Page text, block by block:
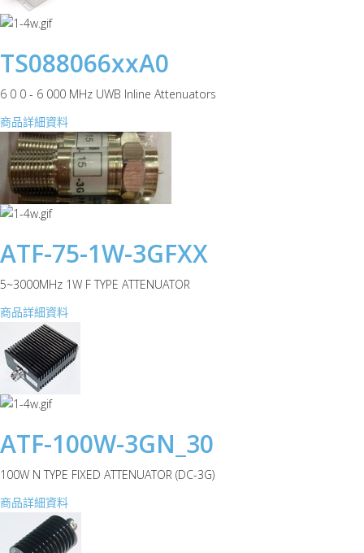
TS088066xxA0
6 0 0 - 6 000 MHz UWB Inline Attenuators
商品詳細資料
ATF-75-1W-3GFXX
5~3000MHz 1W F TYPE ATTENUATOR
商品詳細資料
ATF-100W-3GN_30
100W N TYPE FIXED ATTENUATOR (DC-3G)
商品詳細資料